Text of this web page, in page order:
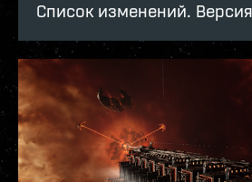
Список изменений.